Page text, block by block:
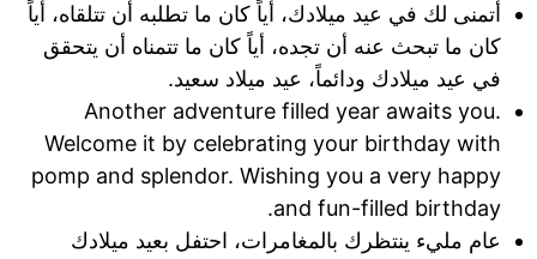
أتمنى لك في عيد ميلادك، أياً كان ما تطلبه أن تتلقاه، أياً
كان ما تبحث عنه أن تجده، أياً كان ما تتمناه أن يتحقق
في عيد ميلادك ودائماً، عيد ميلاد سعيد.
Another adventure filled year awaits you.
Welcome it by celebrating your birthday with
pomp and splendor. Wishing you a very happy
and fun-filled birthday.
عام مليء ينتظرك بالمغامرات، احتفل بعيد ميلادك